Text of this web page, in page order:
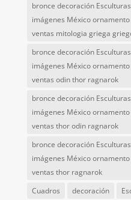
bronce decoración
imágenes México
ventas mitologia griega
bronce decoración
imágenes México
ventas odin thor ragnarok
bronce decoración
imágenes México
ventas thor odin ragnarok
bronce decoración
imágenes México
ventas thor ragnarok
Cuadros
decoración